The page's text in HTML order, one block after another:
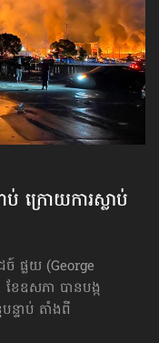
ប់ ក្រោយ​ការស្លាប់​
ច៍ ផ្លយ (George
ែឧសភា បានបង្ក
ន្ទាប់ តាំងពី